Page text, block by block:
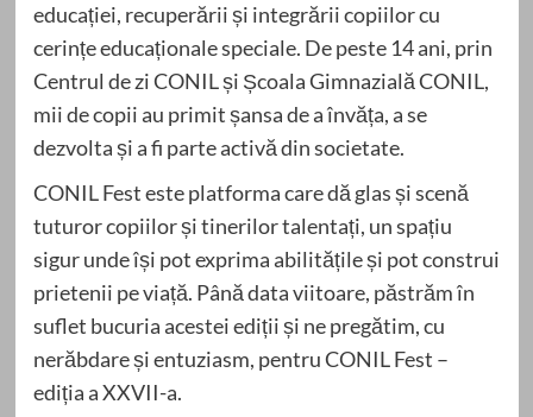
educației, recuperării și integrării copiilor cu
cerințe educaționale speciale. De peste 14 ani, prin
Centrul de zi CONIL și Școala Gimnazială CONIL,
mii de copii au primit șansa de a învăța, a se
dezvolta și a fi parte activă din societate.
CONIL Fest este platforma care dă glas și scenă
tuturor copiilor și tinerilor talentați, un spațiu
sigur unde își pot exprima abilitățile și pot construi
prietenii pe viață. Până data viitoare, păstrăm în
suflet bucuria acestei ediții și ne pregătim, cu
nerăbdare și entuziasm, pentru CONIL Fest –
ediția a XXVII-a.